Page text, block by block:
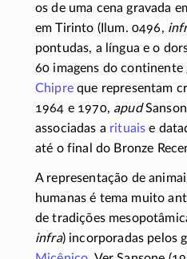
os de uma cena gravada
em Tirinto (Ilum. 0496,
pontudas, a língua e o
60 imagens do continente
Chipreque representam
1964 e 1970, apud
associadas a rituais e
até o final do Bronze
A representação de
humanas é tema muito
de tradições
infra) incorporadas pelos